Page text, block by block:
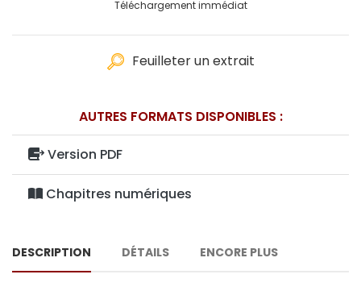
Téléchargement immédiat
Feuilleter un extrait
AUTRES FORMATS DISPONIBLES :
Version PDF
Chapitres numériques
DESCRIPTION DÉTAILS ENCORE PLUS